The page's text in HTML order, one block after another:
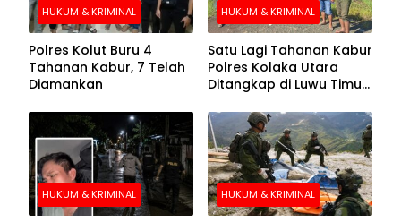
HUKUM & KRIMINAL
Polres Kolut Buru 4
Tahanan Kabur, 7 Telah
Diamankan
HUKUM & KRIMINAL
Satu Lagi Tahanan Kabur
Polres Kolaka Utara
Ditangkap di Luwu Timur,
HUKUM & KRIMINAL HUKUM & KRIMINAL